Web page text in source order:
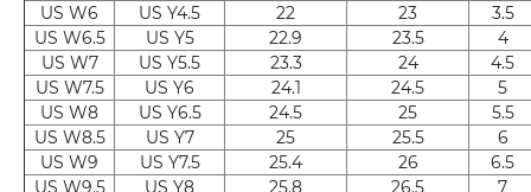
US W6
US Y4.5 22 23
3.5
US W6.5
US Y5 22.9 23.5
4
US W7
US Y5.5 23.3 24
4.5
US W7.5
US Y6 24.1 24.5
5
US W8
US Y6.5 24.5 25
5.5
US W8.5
US Y7 25 25.5
6
US W9
US Y7.5 25.4 26
6.5
US W9.5
US Y8 25.8 26.5 7